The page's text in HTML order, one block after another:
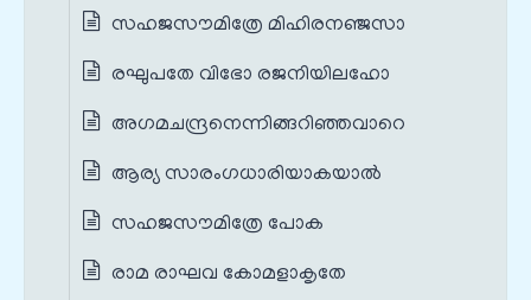
സഹജസൗമിത്രേ മിഹിരനഞ്ജസാ
രഘുപതേ വിഭോ രജനിയിലഹോ
അഗമചന്ദ്രനെന്നിങ്ങറിഞ്ഞവാറെ
ആര്യ സാരംഗധാരിയാകയാൽ
സഹജസൗമിത്രേ പോക
രാമ രാഘവ കോമളാകൃതേ